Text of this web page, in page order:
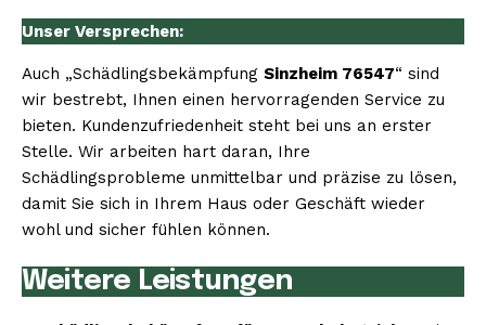
Unser Versprechen:
Auch „Schädlingsbekämpfung Sinzheim 76547“ sind
wir bestrebt, Ihnen einen hervorragenden Service zu
bieten. Kundenzufriedenheit steht bei uns an erster
Stelle. Wir arbeiten hart daran, Ihre
Schädlingsprobleme unmittelbar und präzise zu lösen,
damit Sie sich in Ihrem Haus oder Geschäft wieder
wohl und sicher fühlen können.
Weitere Leistungen